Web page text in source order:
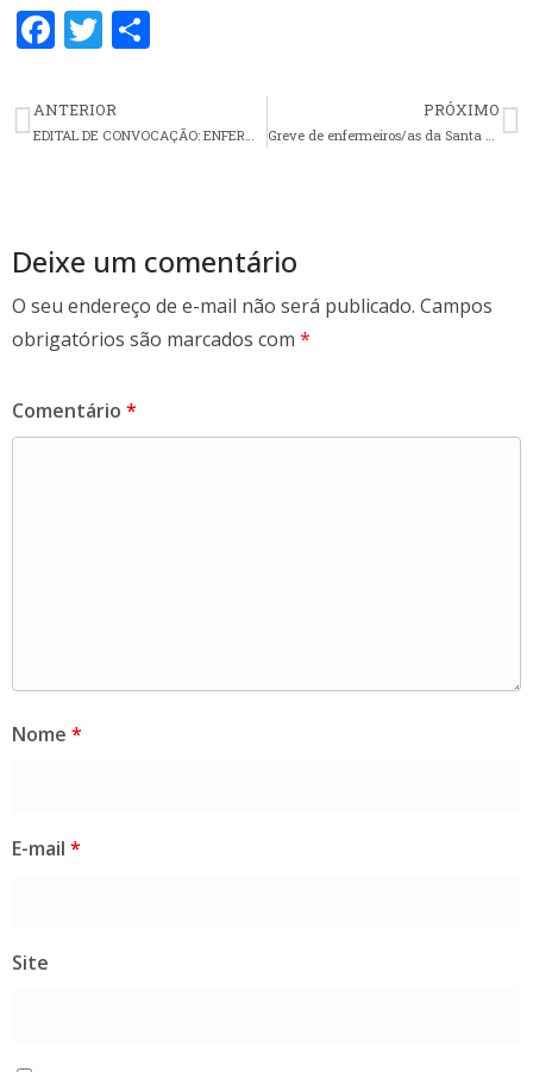
F
e
b
k
T
itt
er e
ANTERIOR
EDITAL DE CONVOCAÇÃO: ENFERMEIRO(A)S DA HEMODIÁLISE DO HCPA
PRÓXIMO
Greve de enfermeiros/as da Santa Casa de Rio Grande é noticiada na TV
Deixe um comentário
O seu endereço de e-mail não será publicado. Campos
obrigatórios são marcados com *
Comentário *
Nome *
E-mail *
Site